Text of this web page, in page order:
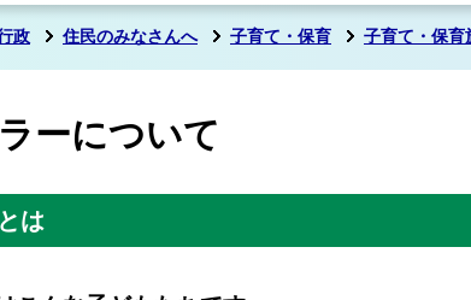
政 住民のみなさんへ 子育て・保育 子育て・保育
ーについて
は